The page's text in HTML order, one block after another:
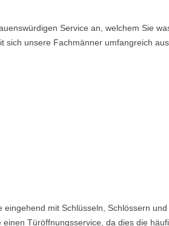
Service an, welchem Sie
unsere Fachmänner umfangreich
mit Schlüsseln, Schlössern
Türöffnungsservice, da dies die